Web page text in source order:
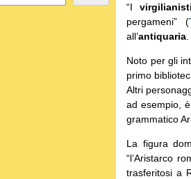
“I
pergameni” (
all’antiquaria
Noto per gli
primo
Altri
ad esempio,
grammatico
La figura
“l’Aristarco
trasferitosi a